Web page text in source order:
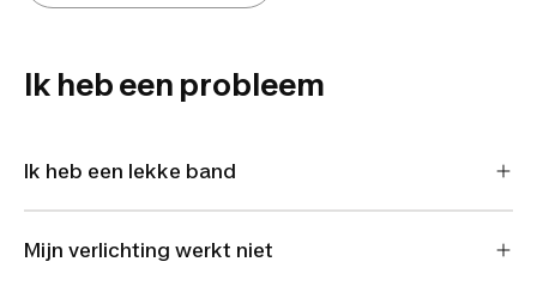
Ik heb een probleem
Ik heb een lekke band
Mijn verlichting werkt niet